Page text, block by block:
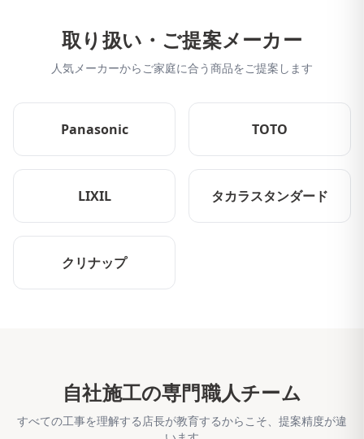
取り扱い・ご提案メーカー
人気メーカーからご家庭に合う商品をご提案します
Panasonic TOTO
LIXIL タカラスタンダード
クリナップ
自社施工の専門職人チーム
すべての工事を理解する店長が教育するからこそ、提案精度が違